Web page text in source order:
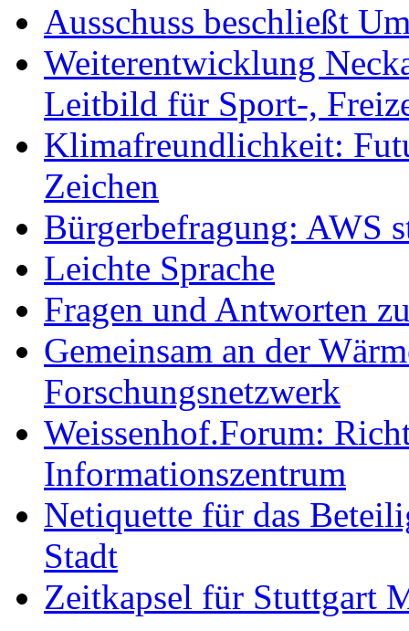
Ausschuss beschließt
Weiterentwicklung
Leitbild für Sport-,
Klimafreundlichkeit:
Zeichen
Bürgerbefragung: AWS
Leichte Sprache
Fragen und Antworten
Gemeinsam an der
Forschungsnetzwerk
Weissenhof.Forum:
Informationszentrum
Netiquette für das
Stadt
Zeitkapsel für Stuttgart